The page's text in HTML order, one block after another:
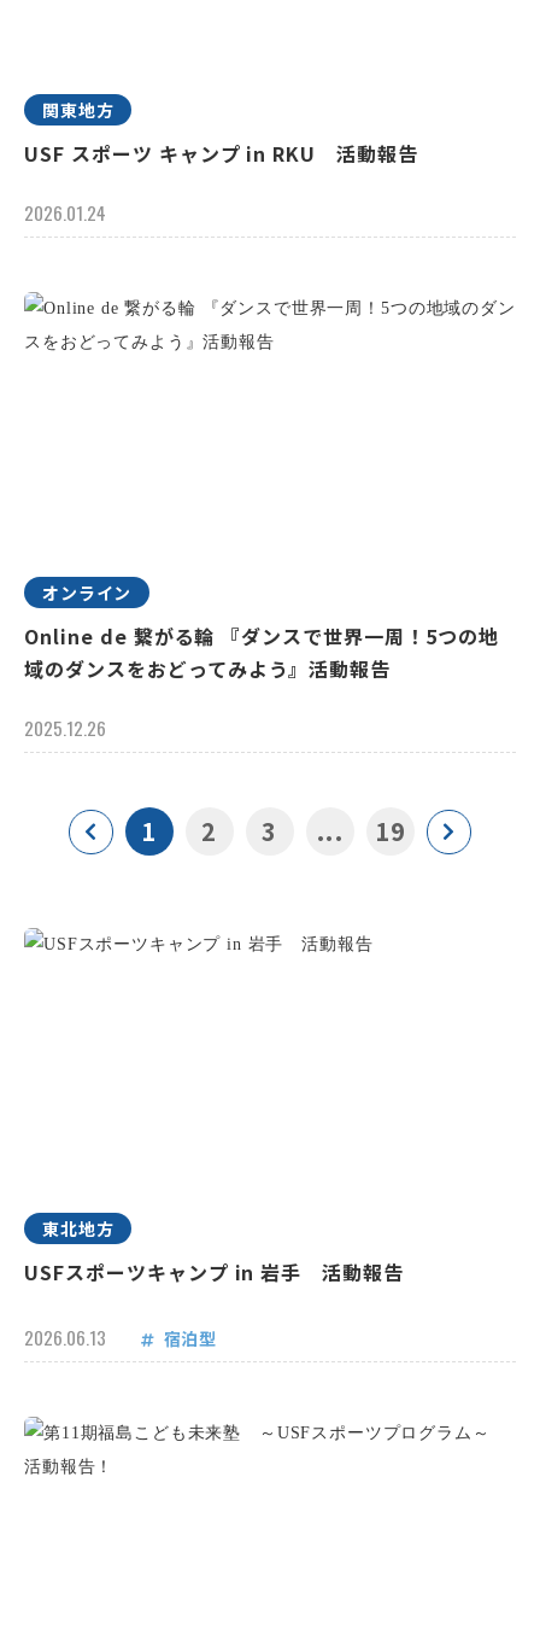
関東地方
USF スポーツ キャンプ in RKU 活動報告
2026.01.24
オンライン
Online de 繋がる輪 『ダンスで世界一周！5つの地
域のダンスをおどってみよう』活動報告
2025.12.26
1 2 3 ... 19
東北地方
USFスポーツキャンプ in 岩手 活動報告
2026.06.13 宿泊型